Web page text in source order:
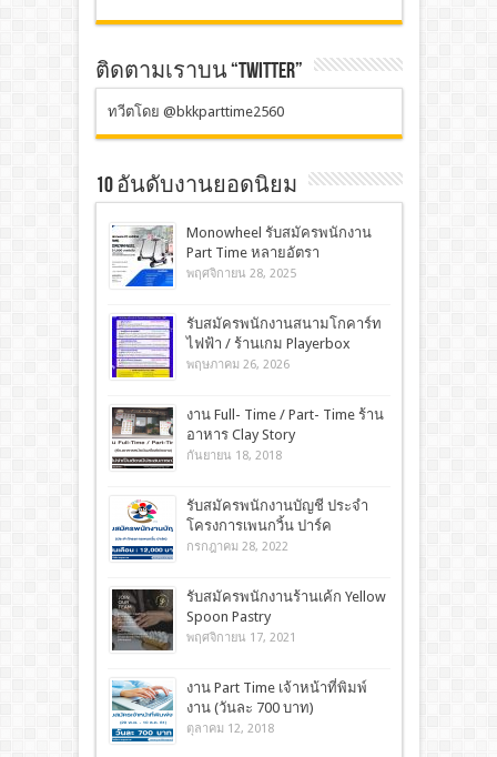
ติดตามเราบน “TWITTER”
ทวีตโดย @bkkparttime2560
10 อันดับงานยอดนิยม
Monowheel รับสมัครพนักงาน
Part Time หลายอัตรา
พฤศจิกายน 28, 2025
รับสมัครพนักงานสนามโกคาร์ท
ไฟฟ้า / ร้านเกม Playerbox
พฤษภาคม 26, 2026
งาน Full- Time / Part- Time ร้าน
อาหาร Clay Story
กันยายน 18, 2018
รับสมัครพนักงานบัญชี ประจำ
โครงการเพนกวิ้น ปาร์ค
กรกฎาคม 28, 2022
รับสมัครพนักงานร้านเค้ก Yellow
Spoon Pastry
พฤศจิกายน 17, 2021
งาน Part Time เจ้าหน้าที่พิมพ์
งาน (วันละ 700 บาท)
ตุลาคม 12, 2018